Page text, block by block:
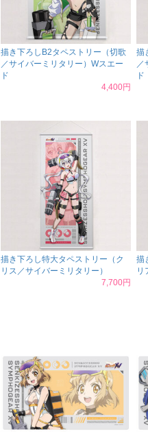
描き下ろしB2タペストリー（切歌
／サイバーミリタリー）Wスエー
ド
4,400円
描
／
ド
描き下ろし特大タペストリー（ク
リス／サイバーミリタリー）
7,700円
描
リ